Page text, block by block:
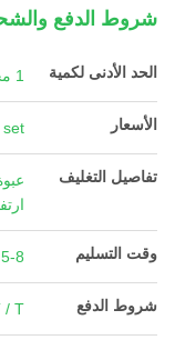
شروط الدفع
الحد الأدنى لكمية 1 مجموعة
الأسعار set
تفاصيل التغليف
وقت التسليم 5-8 أيام عمل
شروط الدفع / T.